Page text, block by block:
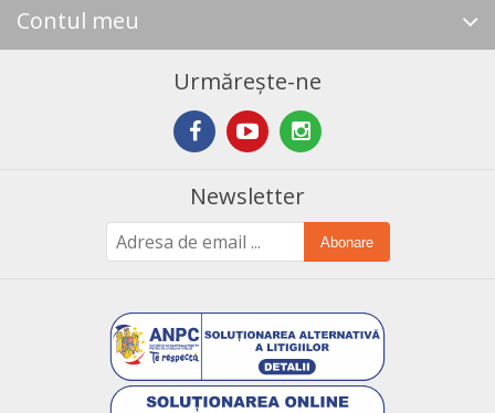
Contul meu
Urmărește-ne
Newsletter
Abonare